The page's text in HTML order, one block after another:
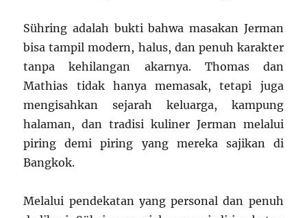
Sühring adalah bukti bahwa masakan Jerman
bisa tampil modern, halus, dan penuh karakter
tanpa kehilangan akarnya. Thomas dan
Mathias tidak hanya memasak, tetapi juga
mengisahkan sejarah keluarga, kampung
halaman, dan tradisi kuliner Jerman melalui
piring demi piring yang mereka sajikan di
Bangkok.
Melalui pendekatan yang personal dan penuh